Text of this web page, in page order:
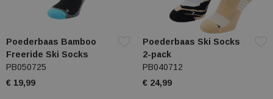
Poederbaas Bamboo
Freeride Ski Socks
PB050725
€ 19,99
Poederbaas Ski Socks
2-pack
PB040712
€ 24,99